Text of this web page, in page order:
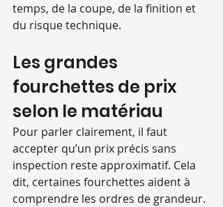
temps, de la coupe, de la finition et
du risque technique.
Les grandes
fourchettes de prix
selon le matériau
Pour parler clairement, il faut
accepter qu’un prix précis sans
inspection reste approximatif. Cela
dit, certaines fourchettes aident à
comprendre les ordres de grandeur.